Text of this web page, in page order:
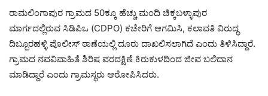
ರಾಮಲಿಂಗಾಪುರ ಗ್ರಾಮದ 50ಕ್ಕೂ ಹೆಚ್ಚು ಮಂದಿ ಚಿಕ್ಕಬಳ್ಳಾಪುರ
ಮಾರ್ಗದಲ್ಲಿರುವ ಸಿಡಿಪಿಒ (CDPO) ಕಚೇರಿಗೆ ಆಗಮಿಸಿ, ಕಲಾವತಿ ವಿರುದ್ಧ
ದಿಬ್ಬೂರಹಳ್ಳಿ ಪೊಲೀಸ್ ಠಾಣೆಯಲ್ಲಿ ದೂರು ದಾಖಲಿಸಲಾಗಿದೆ ಎಂದು ತಿಳಿಸಿದ್ದಾರೆ.
ಗ್ರಾಮದ ನವವಿವಾಹಿತೆ ಶಿರಿಷ ವರದಕ್ಷಿಣೆ ಕಿರುಕುಳದಿಂದ ಜೀವ ಬಲಿದಾನ
ಮಾಡಿದ್ದಾರೆ ಎಂದು ಗ್ರಾಮಸ್ಥರು ಆರೋಪಿಸಿದರು.